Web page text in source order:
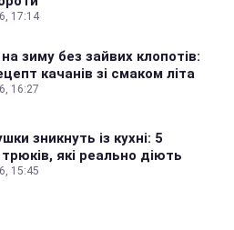
17:14
зиму без зайвих клопотів:
качанів зі смаком літа
16:27
зникнуть із кухні: 5
які реально діють
15:45